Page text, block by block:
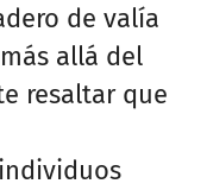
de valía
allá del
resaltar que